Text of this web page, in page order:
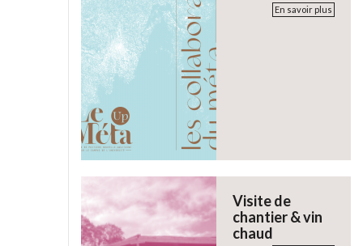
En savoir plus
Visite de
chantier & vin
chaud